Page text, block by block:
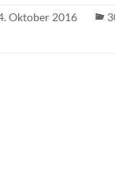
Oktober 2016